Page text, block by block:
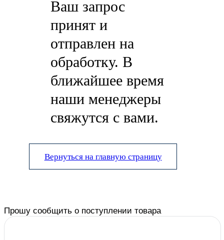
Ваш запрос
принят и
отправлен на
обработку. В
ближайшее время
наши менеджеры
свяжутся с вами.
Вернуться на главную страницу
Прошу сообщить о поступлении товара